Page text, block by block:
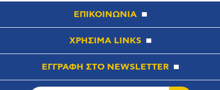
ΕΠΙΚΟΙΝΩΝΙΑ
ΧΡΗΣΙΜΑ LINKS
ΕΓΓΡΑΦΗ ΣΤΟ NEWSLETTER